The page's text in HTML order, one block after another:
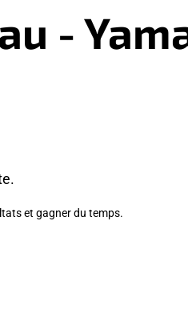
-
et gagner du temps.